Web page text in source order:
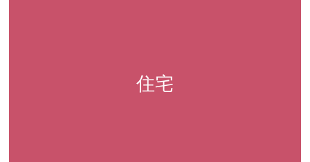
住宅